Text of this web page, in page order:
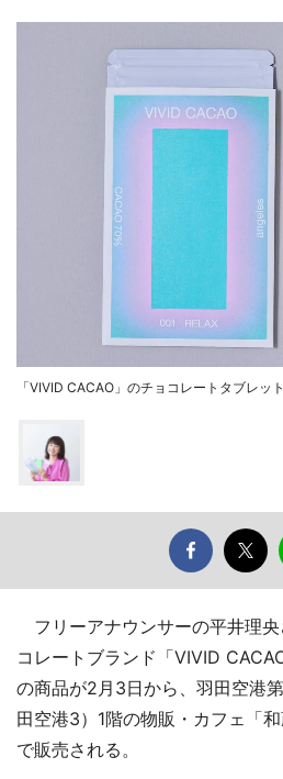
「VIVID CACAO」のチョコレートタブレット
フリーアナウンサーの平井理
コレートブランド「VIVID
の商品が2月3日から、羽田空港
田空港3）1階の物販・カフェ「和
で販売される。